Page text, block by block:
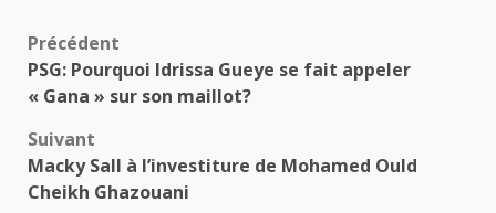
Navigation
d’article
Précédent
PSG: Pourquoi Idrissa Gueye se fait appeler
« Gana » sur son maillot?
Suivant
Macky Sall à l’investiture de Mohamed Ould
Cheikh Ghazouani